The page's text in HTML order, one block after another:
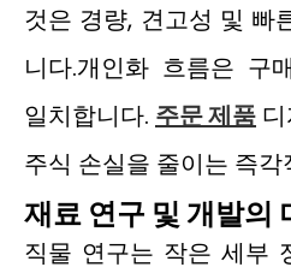
것은 경량, 견고성 및 빠
니다.개인화 흐름은 구
일치합니다. 주문 제품
주식 손실을 줄이는 즉
재료 연구 및 개발의
직물 연구는 작은 세부